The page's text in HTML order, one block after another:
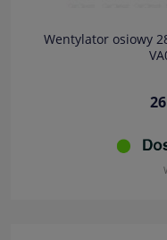
Wentylator osiowy